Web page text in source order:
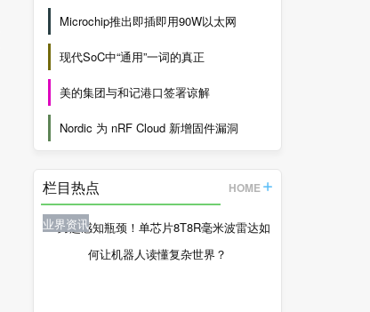
Microchip推出即插即用90W以太网
现代SoC中“通用”一词的真正
美的集团与和记港口签署谅解
Nordic 为 nRF Cloud 新增固件漏洞
栏目热点 HOME
业界资讯